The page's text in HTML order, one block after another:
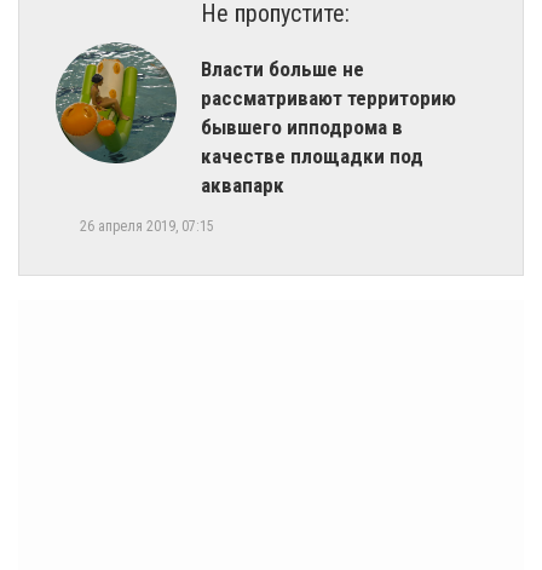
Не пропустите:
Власти больше не
рассматривают территорию
бывшего ипподрома в
качестве площадки под
аквапарк
26 апреля 2019, 07:15